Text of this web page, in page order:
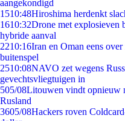
aangekondigd
1510:48Hiroshima herdenkt
1610:32Drone met explosieven
hybride aanval
2210:16Iran en Oman eens
buitenspel
2510:08NAVO zet wegens
gevechtsvliegtuigen in
505/08Litouwen vindt opnieuw
Rusland
3605/08Hackers roven